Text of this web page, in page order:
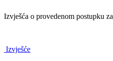
Izvješća o provedenom postupku
Izvješće